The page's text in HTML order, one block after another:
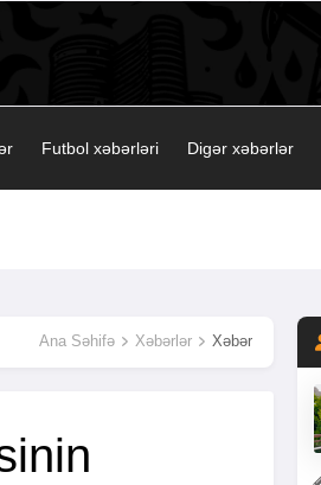
Futbol xəbərləri Digər xəbərlər
Ana Səhifə Xəbərlər Xəbər